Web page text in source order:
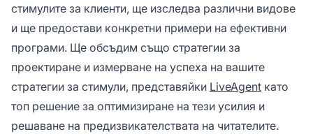
стимулите за клиенти, ще изследва различни видове
и ще предостави конкретни примери на ефективни
програми. Ще обсъдим също стратегии за
проектиране и измерване на успеха на вашите
стратегии за стимули, представяйки LiveAgent като
топ решение за оптимизиране на тези усилия и
решаване на предизвикателствата на читателите.